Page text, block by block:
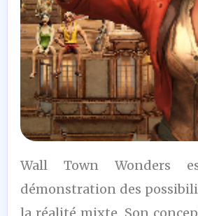
7
/10
Wall Town Wonders
démonstration des